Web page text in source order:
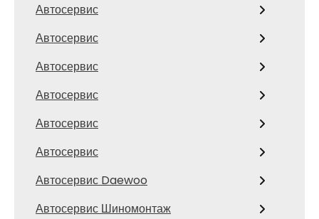
Автосервис
Автосервис
Автосервис
Автосервис
Автосервис
Автосервис
Автосервис Daewoo
Автосервис Шиномонтаж